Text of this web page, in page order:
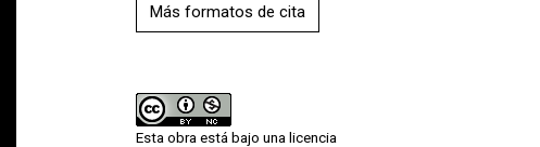
Más formatos de cita
Esta obra está bajo una licencia